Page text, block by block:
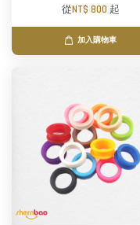
從NT$ 800 起
加入購物車